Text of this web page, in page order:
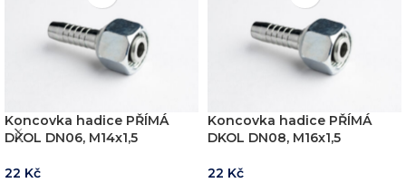
Koncovka hadice PŘÍMÁ
DKOL DN06, M14x1,5
22 Kč
Koncovka hadice PŘÍMÁ
DKOL DN08, M16x1,5
22 Kč